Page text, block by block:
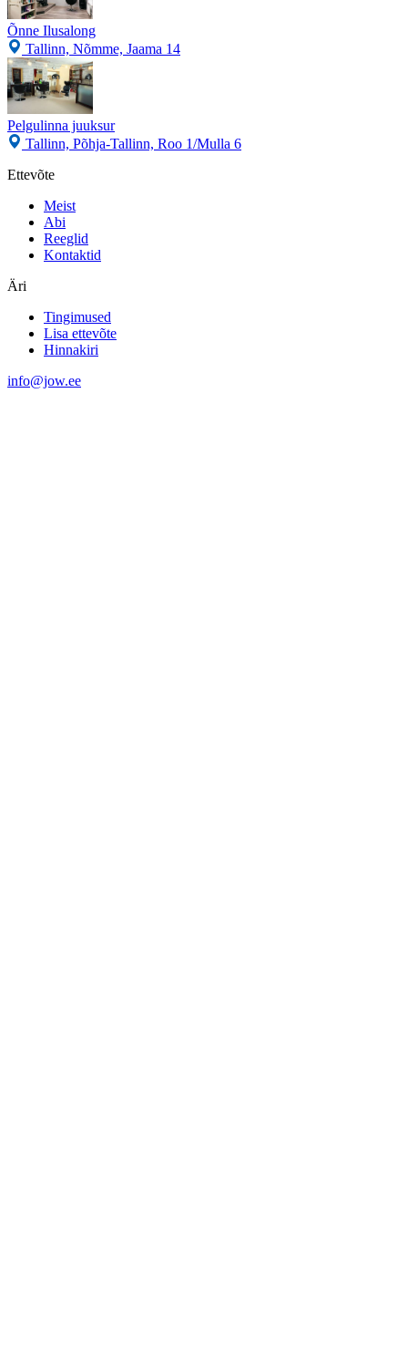
Õnne Ilusalong
Tallinn, Nõmme, Jaama 14
Pelgulinna juuksur
Tallinn, Põhja-Tallinn, Roo 1/Mulla 6
Ettevõte
Meist
Abi
Reeglid
Kontaktid
Äri
Tingimused
Lisa ettevõte
Hinnakiri
info@jow.ee